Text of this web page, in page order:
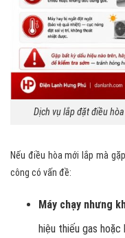
Dịch vụ lắp đặt điều
Nếu điều hòa mới lắp mà
công có vấn đề:
Máy chạy nhưng
hiệu thiếu gas hoặc